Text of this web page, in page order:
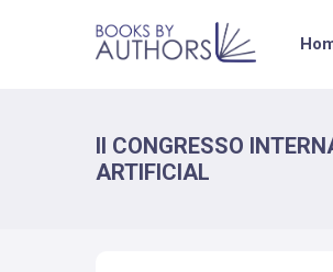
II CONGRESSO
ARTIFICIAL